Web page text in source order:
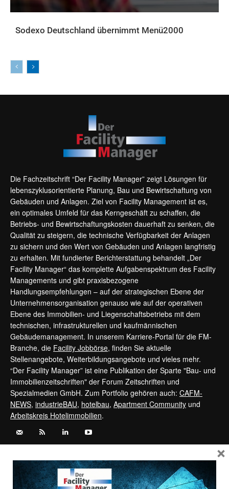
Sodexo Deutschland übernimmt Menü2000
Die Fachzeitschrift “Der Facility Manager” zeigt Lösungen für
lebenszyklusorientierte Planung, Bau und Bewirtschaftung von
Gebäuden und Anlagen. Ziel von Facility Management ist es,
ein optimales Umfeld für das Kerngeschäft zu schaffen, die
Betriebs- und Bewirtschaftungskosten dauerhaft zu senken, die
Qualität zu steigern, die technische Verfügbarkeit der Anlagen
zu sichern und den Wert von Gebäuden und Anlagen langfristig
zu erhalten. Mit fundierter Berichterstattung behandelt „Der
Facility Manager“ das komplette Aufgabenspektrum des Facility
Managements und gibt praxisbezogene
Handlungsempfehlungen – auf der strategischen Ebene der
Unternehmensorganisation genauso wie auf der operativen
Ebene des Immobilien- und Liegenschaftsbetriebs mit dem
technischen, infrastrukturellen und kaufmännischen
Gebäudemanagement. In unserem Karriere-Portal für die FM-
Branche, die Facility Jobbörse, finden Sie aktuelle
Stellenangebote, Weiterbildungsangebote und vieles mehr.
“Der Facility Manager” ist eine Publikation der Sparte "Bau- und
Immobilienzeitschriften" der Forum Zeitschriften und
Spezialmedien GmbH. Zum Portfolio gehören auch: CAFM-
NEWS, industrieBAU, hotelbau, Apartment Community und
Arbeitskreis Hotelimmobilien.
Kontaktieren Sie uns:service@forum-zeitschriften.de
Vertrag widerrufen
×